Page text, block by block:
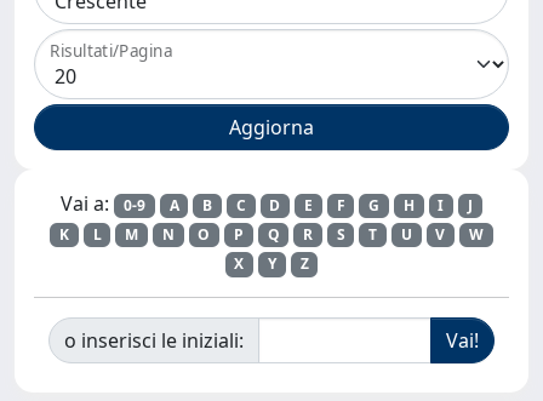
Risultati/Pagina
Vai a: 0-9 A B C D E F G H I
J
K
L M N O P Q R S T U V
W
X
Y Z
o inserisci le iniziali: